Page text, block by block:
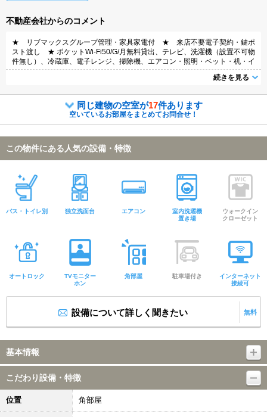
不動産会社からのコメント
★ リブマックスグループ管理・家具家電付 ★ 来店不要電子契約・鍵ポ
スト渡し ★ ポケットWi-Fi50/G/月無料貸出、テレビ、洗濯機（設置不可物
件無し）、冷蔵庫、電子レンジ、掃除機、エアコン・照明・ベット・机・イ
ス・カーテンなどの家具・家電付き。家具家電撤去相談（実費負担）
続きを見る
同じ建物の空室が17件あります
空いているお部屋をまとめてお問合せ！
この物件にある人気の設備・特徴
バス・トイレ別 独立洗面台 エアコン
室内洗濯機
置き場
ウォークイン
クローゼット
オートロック
TVモニター
ホン
角部屋 駐車場付き
インターネット
接続可
設備について詳しく聞きたい 無料
基本情報
こだわり設備・特徴
位置 角部屋